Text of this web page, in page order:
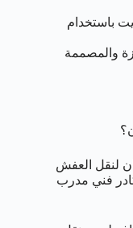
باستخدام
والمصممة
لنقل العفش
فني مدرب